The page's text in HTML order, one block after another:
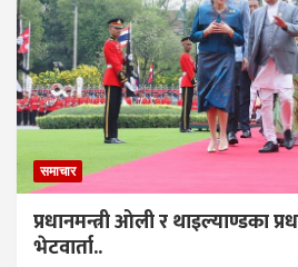
समाचार
प्रधानमन्त्री ओली र थाइल्याण्डका
भेटवार्ता..